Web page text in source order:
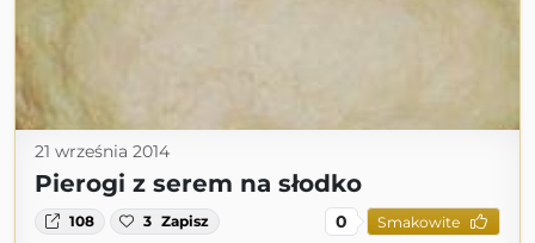
21 września 2014
Pierogi z serem na słodko
108 3 Zapisz 0 Smakowite